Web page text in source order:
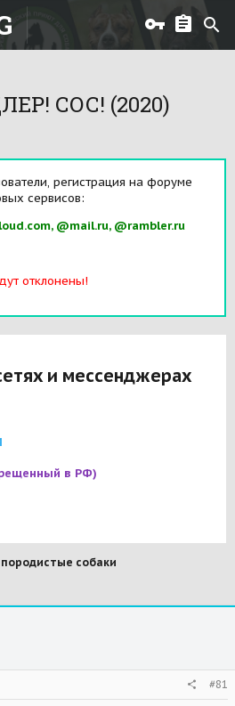
СОС! (2020)
регистрация на форуме
сервисов:
@mail.ru, @rambler.ru
отклонены!
и мессенджерах
в РФ)
собаки
#81